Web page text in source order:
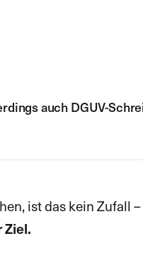
auch DGUV-
ist das kein
Ziel.